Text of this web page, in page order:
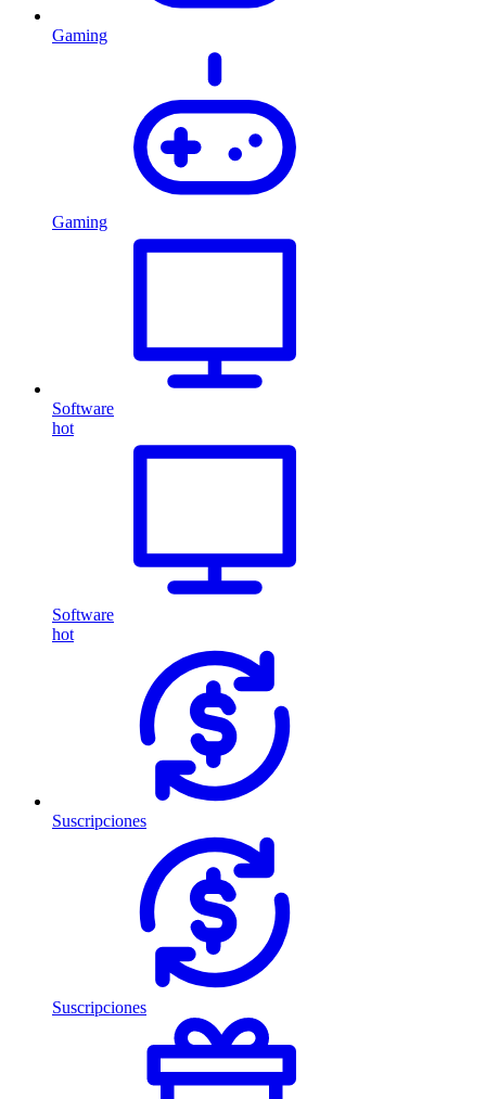
Gaming
Gaming
Software
hot
Software
hot
Suscripciones
Suscripciones